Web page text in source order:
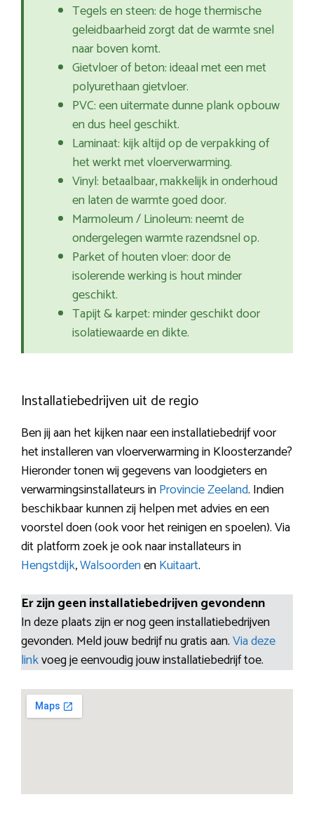
Tegels en steen: de hoge thermische
geleidbaarheid zorgt dat de warmte snel
naar boven komt.
Gietvloer of beton: ideaal met een met
polyurethaan gietvloer.
PVC: een uitermate dunne plank opbouw
en dus heel geschikt.
Laminaat: kijk altijd op de verpakking of
het werkt met vloerverwarming.
Vinyl: betaalbaar, makkelijk in onderhoud
en laten de warmte goed door.
Marmoleum / Linoleum: neemt de
ondergelegen warmte razendsnel op.
Parket of houten vloer: door de
isolerende werking is hout minder
geschikt.
Tapijt & karpet: minder geschikt door
isolatiewaarde en dikte.
Installatiebedrijven uit de regio
Ben jij aan het kijken naar een installatiebedrijf voor
het installeren van vloerverwarming in Kloosterzande?
Hieronder tonen wij gegevens van loodgieters en
verwarmingsinstallateurs inProvincie Zeeland. Indien
beschikbaar kunnen zij helpen met advies en een
voorstel doen (ook voor het reinigen en spoelen). Via
dit platform zoek je ook naar installateurs in
Hengstdijk,WalsoordenenKuitaart.
Er zijn geen installatiebedrijven gevondenn
In deze plaats zijn er nog geen installatiebedrijven
gevonden. Meld jouw bedrijf nu gratis aan.Via deze
linkvoeg je eenvoudig jouw installatiebedrijf toe.